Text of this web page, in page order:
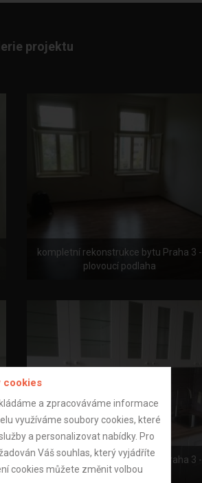
projektu
kompletní rekonstrukce bytu Praha 3 -
plovoucí podlaha
kompletní rekonstrukce bytu Praha 3 -
kuchyně
cookies
a zpracováváme informace
využíváme soubory cookies, které
a personalizovat nabídky. Pro
Váš souhlas, který vyjádříte
cookies můžete změnit volbou